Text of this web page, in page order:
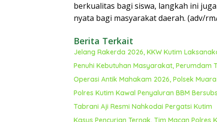
berkualitas bagi siswa, langkah ini
nyata bagi masyarakat daerah. (adv/
Berita Terkait
Jelang Rakerda 2026, KKW Kutim
Penuhi Kebutuhan Masyarakat, Perumdam
Operasi Antik Mahakam 2026, Polsek
Polres Kutim Kawal Penyaluran BBM
Tabrani Aji Resmi Nahkodai Pergatsi Kutim
Kasus Pencurian Ternak, Tim Macan Polres